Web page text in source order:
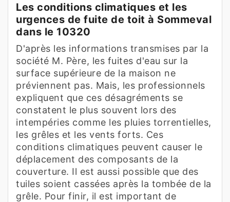
Les conditions climatiques et les
urgences de fuite de toit à Sommeval
dans le 10320
D'après les informations transmises par la
société M. Père, les fuites d'eau sur la
surface supérieure de la maison ne
préviennent pas. Mais, les professionnels
expliquent que ces désagréments se
constatent le plus souvent lors des
intempéries comme les pluies torrentielles,
les grêles et les vents forts. Ces
conditions climatiques peuvent causer le
déplacement des composants de la
couverture. Il est aussi possible que des
tuiles soient cassées après la tombée de la
grêle. Pour finir, il est important de